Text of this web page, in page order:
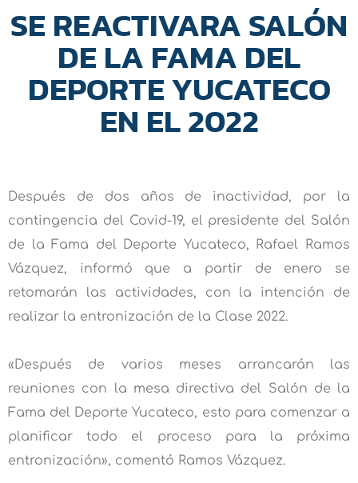
SE REACTIVARA SALÓN
DE LA FAMA DEL
DEPORTE YUCATECO
EN EL 2022
Después de dos años de inactividad, por la
contingencia del Covid-19, el presidente del Salón
de la Fama del Deporte Yucateco, Rafael Ramos
Vázquez, informó que a partir de enero se
retomarán las actividades, con la intención de
realizar la entronización de la Clase 2022.
«Después de varios meses arrancarán las
reuniones con la mesa directiva del Salón de la
Fama del Deporte Yucateco, esto para comenzar a
planificar todo el proceso para la próxima
entronización», comentó Ramos Vázquez.